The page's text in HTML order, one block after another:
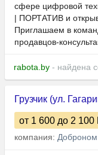
сфере цифровой
| ПОРТАТИВ и
Приглашаем в
rabota.by - найдена
Грузчик (ул.
от 1 600 до 2 100
компания: Доброном